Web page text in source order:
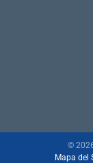
©
Mapa del